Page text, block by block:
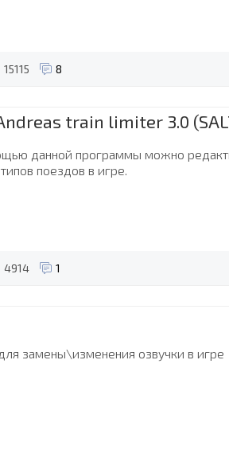
15115 8
train limiter 3.0
данной программы можно
поездов в игре.
4914 1
замены\изменения озвучки в игре